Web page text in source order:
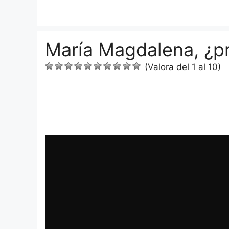
María Magdalena,
(Valora del 1 al 10)